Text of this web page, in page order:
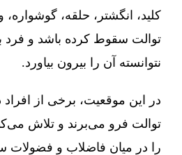
کلید، انگشتر، حلقه،
توالت سقوط کرده باشد و فرد
نتوانسته آن را بیرون بیاورد.
در این موقعیت، برخی از
توالت فرو می‌برند و تلاش
را در میان فاضلاب و فضولات